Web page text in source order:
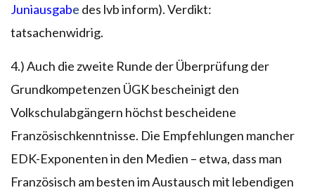
Juniausgabe des lvb inform). Verdikt:
tatsachenwidrig.
4.) Auch die zweite Runde der Überprüfung der
Grundkompetenzen ÜGK bescheinigt den
Volkschulabgängern höchst bescheidene
Französischkenntnisse. Die Empfehlungen mancher
EDK-Exponenten in den Medien – etwa, dass man
Französisch am besten im Austausch mit lebendigen